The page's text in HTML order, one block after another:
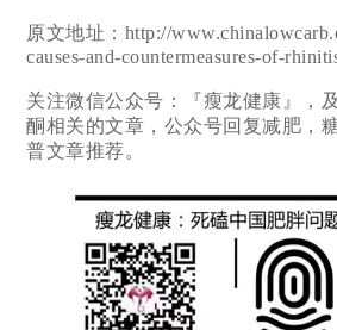
原文地址：http://
causes-and-countermeasures-of-
关注微信公众号：『瘦龙健康』，
酮相关的文章，公众号回复减肥，
普文章推荐。